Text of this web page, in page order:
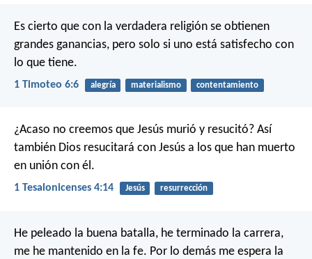
Es cierto que con la verdadera religión se obtienen
grandes ganancias, pero solo si uno está satisfecho con
lo que tiene.
1 Timoteo 6:6 alegría materialismo contentamiento
¿Acaso no creemos que Jesús murió y resucitó? Así
también Dios resucitará con Jesús a los que han muerto
en unión con él.
1 Tesalonicenses 4:14 Jesús resurrección
He peleado la buena batalla, he terminado la carrera,
me he mantenido en la fe. Por lo demás me espera la